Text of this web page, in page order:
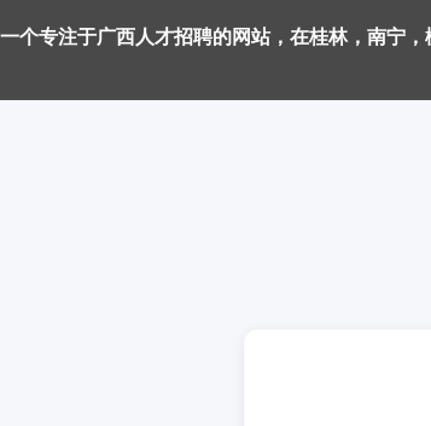
个专注于广西人才招聘的网站，在桂林，南宁